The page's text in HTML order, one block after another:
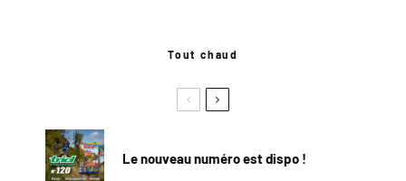
Tout chaud
Le nouveau numéro est dispo !